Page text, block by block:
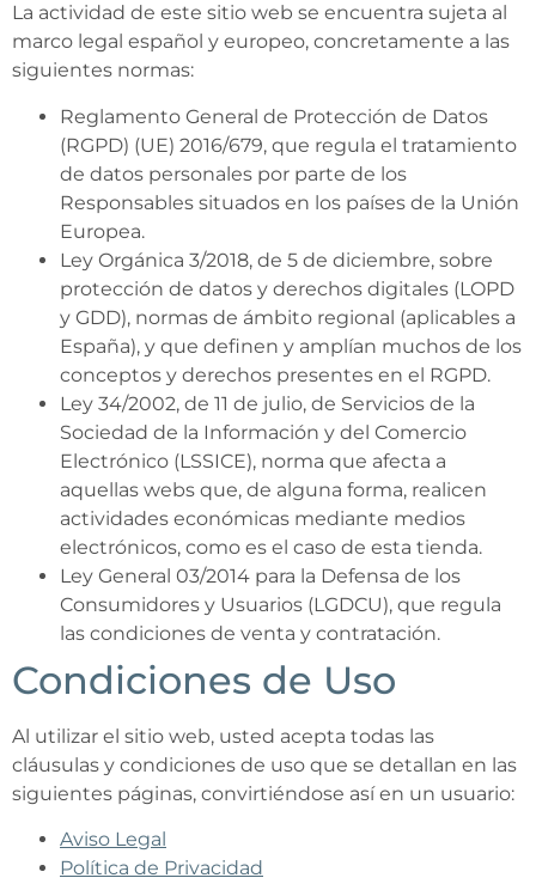
La actividad de este sitio web se encuentra sujeta al
marco legal español y europeo, concretamente a las
siguientes normas:
Reglamento General de Protección de Datos
(RGPD) (UE) 2016/679, que regula el tratamiento
de datos personales por parte de los
Responsables situados en los países de la Unión
Europea.
Ley Orgánica 3/2018, de 5 de diciembre, sobre
protección de datos y derechos digitales (LOPD
y GDD), normas de ámbito regional (aplicables a
España), y que definen y amplían muchos de los
conceptos y derechos presentes en el RGPD.
Ley 34/2002, de 11 de julio, de Servicios de la
Sociedad de la Información y del Comercio
Electrónico (LSSICE), norma que afecta a
aquellas webs que, de alguna forma, realicen
actividades económicas mediante medios
electrónicos, como es el caso de esta tienda.
Ley General 03/2014 para la Defensa de los
Consumidores y Usuarios (LGDCU), que regula
las condiciones de venta y contratación.
Condiciones de Uso
Al utilizar el sitio web, usted acepta todas las
cláusulas y condiciones de uso que se detallan en las
siguientes páginas, convirtiéndose así en un usuario:
Aviso Legal
Política de Privacidad